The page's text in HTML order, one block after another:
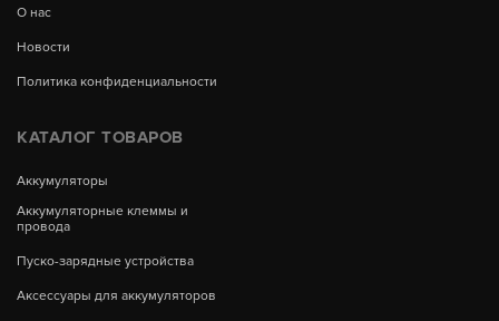
О нас
Новости
Политика конфиденциальности
КАТАЛОГ ТОВАРОВ
Аккумуляторы
Аккумуляторные клеммы и
провода
Пуско-зарядные устройства
Аксессуары для аккумуляторов